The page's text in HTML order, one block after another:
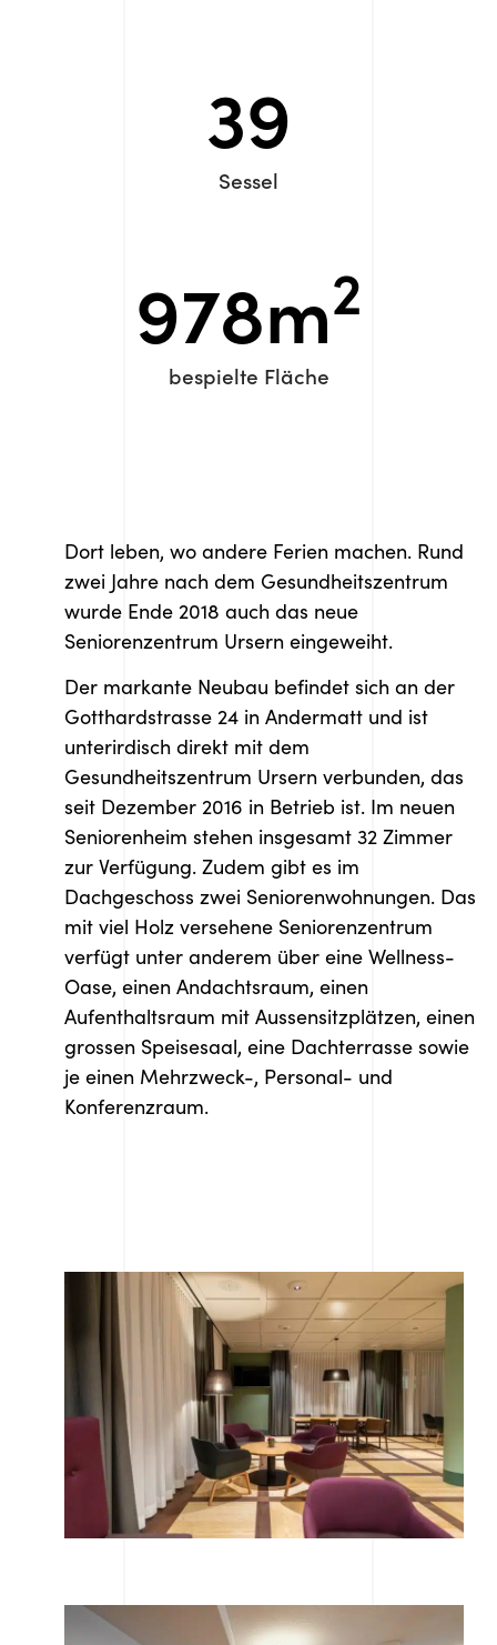
Sessel
39
bespielte Fläche
978m2
Dort leben, wo andere Ferien machen. Rund
zwei Jahre nach dem Gesundheitszentrum
wurde Ende 2018 auch das neue
Seniorenzentrum Ursern eingeweiht.
Der markante Neubau befindet sich an der
Gotthardstrasse 24 in Andermatt und ist
unterirdisch direkt mit dem
Gesundheitszentrum Ursern verbunden, das
seit Dezember 2016 in Betrieb ist. Im neuen
Seniorenheim stehen insgesamt 32 Zimmer
zur Verfügung. Zudem gibt es im
Dachgeschoss zwei Seniorenwohnungen. Das
mit viel Holz versehene Seniorenzentrum
verfügt unter anderem über eine Wellness-
Oase, einen Andachtsraum, einen
Aufenthaltsraum mit Aussensitzplätzen, einen
grossen Speisesaal, eine Dachterrasse sowie
je einen Mehrzweck-, Personal- und
Konferenzraum.